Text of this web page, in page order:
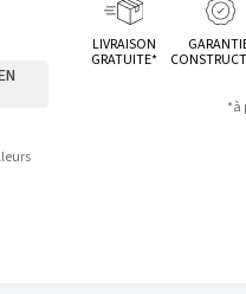
LIVRAISON
GRATUITE*
*à